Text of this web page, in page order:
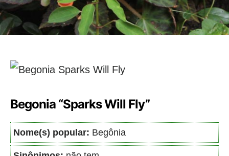
Begonia “Sparks Will Fly”
Nome(s) popular: Begônia